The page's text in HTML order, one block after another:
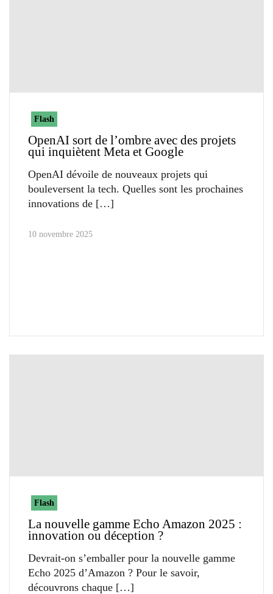
Flash
OpenAI sort de l’ombre avec des projets
qui inquiètent Meta et Google
OpenAI dévoile de nouveaux projets qui
bouleversent la tech. Quelles sont les prochaines
innovations de
10 novembre 2025
Flash
La nouvelle gamme Echo Amazon 2025 :
innovation ou déception ?
Devrait-on s’emballer pour la nouvelle gamme
Echo 2025 d’Amazon ? Pour le savoir,
découvrons chaque